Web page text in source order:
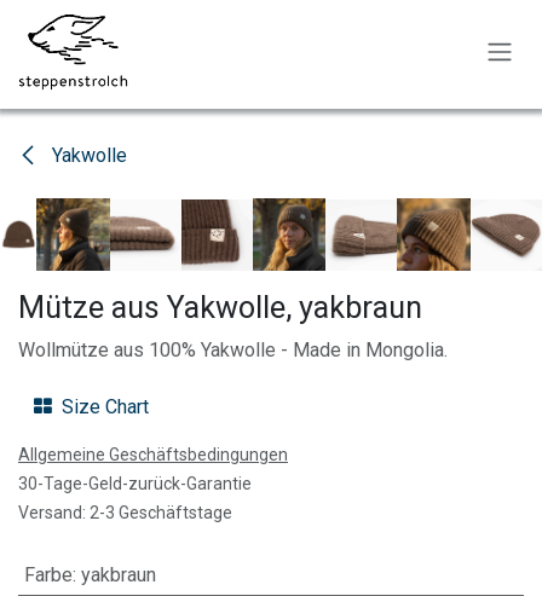
Zum Inhalt springen
Yakwolle
Mütze aus Yakwolle, yakbraun
Wollmütze aus 100% Yakwolle - Made in Mongolia.
Size Chart
Allgemeine Geschäftsbedingungen
30-Tage-Geld-zurück-Garantie
Versand: 2-3 Geschäftstage
Farbe: yakbraun